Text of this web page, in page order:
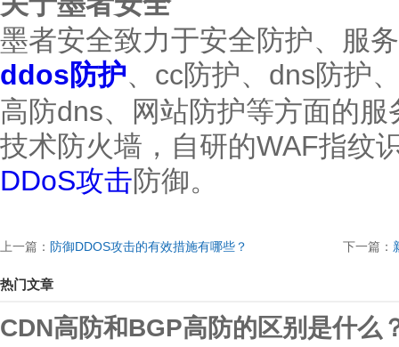
墨者安全致力于安全防护、服
ddos防护、cc防护、dns防护
高防dns、网站防护等方面的
技术防火墙，自研的WAF指纹
DDoS攻击防御。
上一篇： 防御DDOS攻击的有效措施有哪些？ 下一篇：
热门文章
CDN高防和BGP高防的区别是什么